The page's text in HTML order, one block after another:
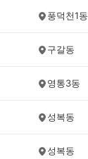
풍덕천1동
구갈동
영통3동
성복동
성복동